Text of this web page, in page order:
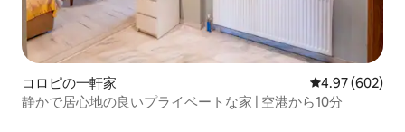
コロピの一軒家 レビュー602
4.97 (602)
静かで居心地の良いプライベートな家 | 空港から10分